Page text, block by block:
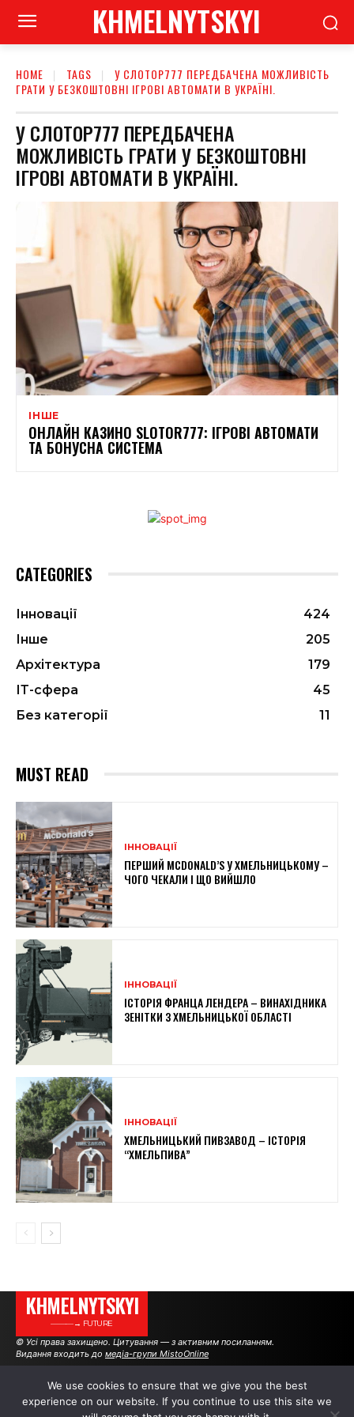
KHMELNYTSKYI
HOME TAGS
У СЛОТОР777 ПЕРЕДБАЧЕНА МОЖЛИВІСТЬ
ГРАТИ У БЕЗКОШТОВНІ ІГРОВІ АВТОМАТИ В УКРАЇНІ.
У СЛОТОР777 ПЕРЕДБАЧЕНА
МОЖЛИВІСТЬ ГРАТИ У БЕЗКОШТОВНІ
ІГРОВІ АВТОМАТИ В УКРАЇНІ.
ІНШЕ
ОНЛАЙН КАЗИНО SLOTOR777: ІГРОВІ АВТОМАТИ
ТА БОНУСНА СИСТЕМА
CATEGORIES
Інновації
424
Інше
205
Архітектура
179
ІТ-сфера
45
Без категорії
11
MUST READ
ІННОВАЦІЇ
ПЕРШИЙ MCDONALD’S У ХМЕЛЬНИЦЬКОМУ –
ЧОГО ЧЕКАЛИ І ЩО ВИЙШЛО
ІННОВАЦІЇ
ІСТОРІЯ ФРАНЦА ЛЕНДЕРА – ВИНАХІДНИКА
ЗЕНІТКИ З ХМЕЛЬНИЦЬКОЇ ОБЛАСТІ
ІННОВАЦІЇ
ХМЕЛЬНИЦЬКИЙ ПИВЗАВОД – ІСТОРІЯ
“ХМЕЛЬПИВА”
KHMELNYTSKYI
———→ FUTURE
© Усі права захищено. Цитування — з активним посиланням.
Видання входить до медіа-групи MistoOnline
АВТОРИ РЕКЛАМА НА САЙТІ
We use cookies to ensure that we give you the best
experience on our website. If you continue to use this site we